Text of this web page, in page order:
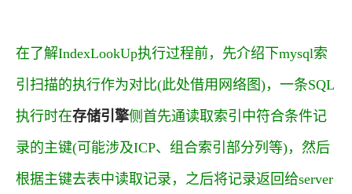
在了解IndexLookUp执行过程前，先介绍下mysql索
引扫描的执行作为对比(此处借用网络图)，一条SQL
执行时在存储引擎侧首先通读取索引中符合条件记
录的主键(可能涉及ICP、组合索引部分列等)，然后
根据主键去表中读取记录，之后将记录返回给server